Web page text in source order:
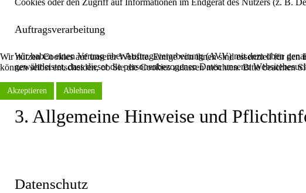
Auftragsverarbeitung
Wir haben einen Vertrag über Auftragsverarbeitung (AVV) mit dem oben
gewährleistet, dass dieser die personenbezogenen Daten unserer
3. Allgemeine Hinweise und
Datenschutz
Wir nutzen Cookies auf unserer Website. Einige von ihnen sind essenziell für
können selbst entscheiden, ob Sie die Cookies zulassen möchten. Bitte
Akzeptieren Ablehnen